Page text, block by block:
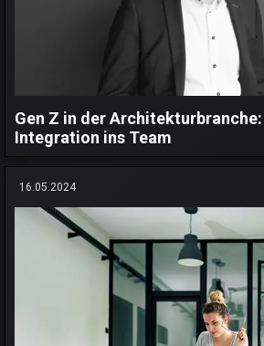
Gen Z in der
Integration ins Team
16.05.2024